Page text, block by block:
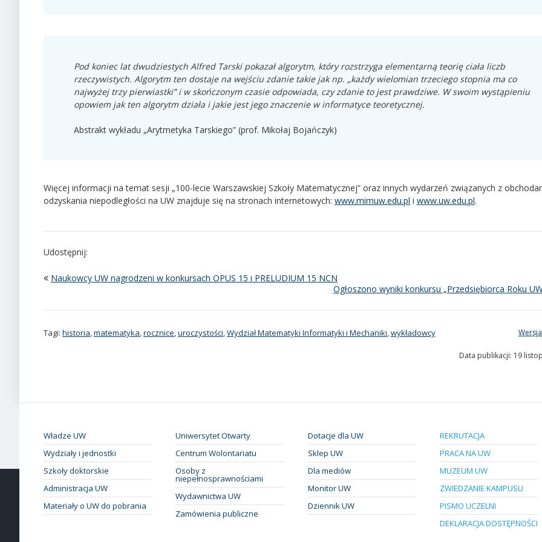
Pod koniec lat dwudziestych Alfred Tarski pokazał algorytm, który rozstrzyga elementarną teorię ciała liczb
rzeczywistych. Algorytm ten dostaje na wejściu zdanie takie jak np. „każdy wielomian trzeciego stopnia ma co
najwyżej trzy pierwiastki” i w skończonym czasie odpowiada, czy zdanie to jest prawdziwe. W swoim wystąpieniu
opowiem jak ten algorytm działa i jakie jest jego znaczenie w informatyce teoretycznej.
Abstrakt wykładu „Arytmetyka Tarskiego” (prof. Mikołaj Bojańczyk)
Więcej informacji na temat sesji „100-lecie Warszawskiej Szkoły Matematycznej” oraz innych wydarzeń związanych z
odzyskania niepodległości na UW znajduje się na stronach internetowych: www.mimuw.edu.pl i www.uw.edu.pl.
Udostępnij:
Naukowcy UW nagrodzeni w konkursach OPUS 15 i PRELUDIUM 15 NCN
Ogłoszono wyniki konkursu „Przedsiębiorca Roku
Tagi: historia,matematyka,rocznice,uroczystości,Wydział Matematyki Informatyki i Mechaniki,wykładowcy
Data publikacji: 19
Władze UW
Wydziały i jednostki
Szkoły doktorskie
Administracja UW
Materiały o UW do pobrania
Uniwersytet Otwarty
Centrum Wolontariatu
Osoby z
niepełnosprawnościami
Wydawnictwa UW
Zamówienia publiczne
Dotacje dla UW
Sklep UW
Dla mediów
Monitor UW
Dziennik UW
REKRUTACJA
PRACA NA UW
MUZEUM UW
ZWIEDZANIE KAMPUSU
PISMO UCZELNI
DEKLARACJA DOSTĘPNOŚCI